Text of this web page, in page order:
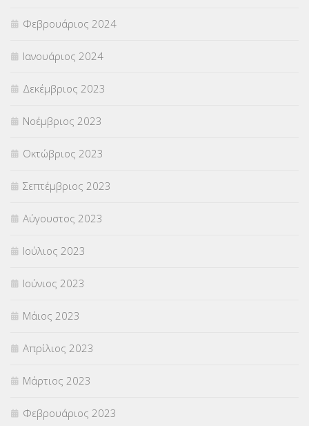
Φεβρουάριος 2024
Ιανουάριος 2024
Δεκέμβριος 2023
Νοέμβριος 2023
Οκτώβριος 2023
Σεπτέμβριος 2023
Αύγουστος 2023
Ιούλιος 2023
Ιούνιος 2023
Μάιος 2023
Απρίλιος 2023
Μάρτιος 2023
Φεβρουάριος 2023